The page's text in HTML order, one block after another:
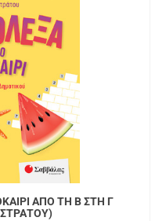
ΑΠΟ ΤΗ Β ΣΤΗ Γ